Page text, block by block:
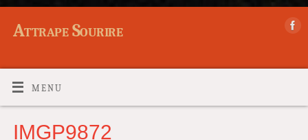
Attrape Sourire
MENU
IMGP9872